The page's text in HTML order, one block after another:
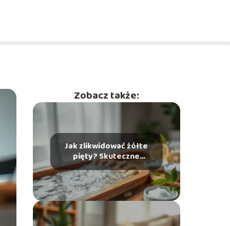
Zobacz także:
Jak zlikwidować żółte
pięty? Skuteczne
domowe sposoby na
problem